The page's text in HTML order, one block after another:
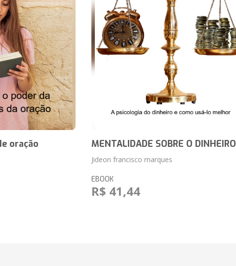
oração
MENTALIDADE SOBRE O DINHEIRO
Jideon francisco marques
EBOOK
R$ 41,44